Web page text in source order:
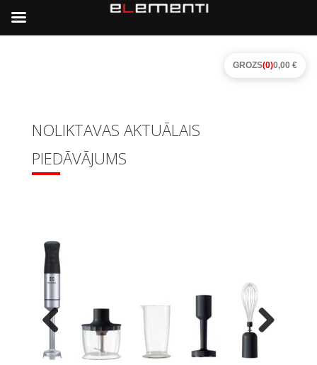
NOLIKTAVAS AKTUĀLAIS
PIEDĀVĀJUMS
GROZS(0)0,00 €